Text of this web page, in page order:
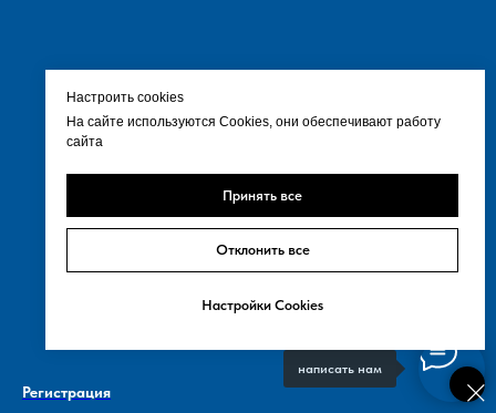
написать нам
Настроить cookies
На сайте используются Cookies, они обеспечивают работу
сайта
Принять все
Отклонить все
Настройки Cookies